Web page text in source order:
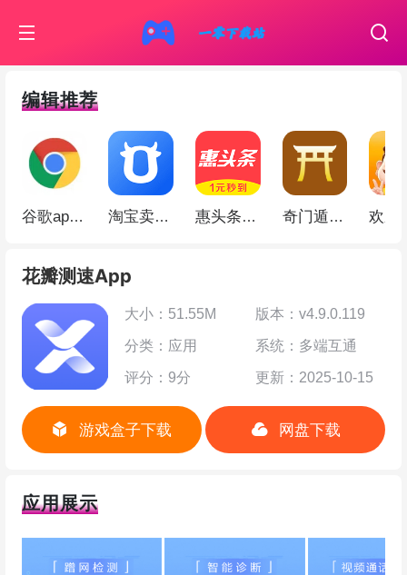
编辑推荐
谷歌app(Google Chrome) 淘宝卖家版app 惠头条app 奇门遁甲app
花瓣测速App
大小：51.55M 版本：v4.9.0.119
分类：应用 系统：多端互通
评分：9分 更新：2025-10-15
游戏盒子下载 网盘下载
应用展示